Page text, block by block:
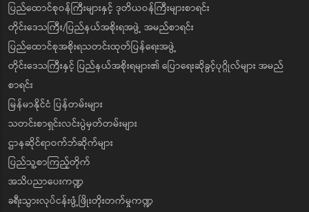
ပြည်ထောင်စုဝန်ကြီးများနှင့် ဒုတိယဝန်ကြီးများစာရင်း
တိုင်းဒေသကြီး/ပြည်နယ်အစိုးရအဖွဲ့ အမည်စာရင်း
ပြည်ထောင်စုအစိုးရသတင်းထုတ်ပြန်ရေးအဖွဲ့
တိုင်းဒေသကြီးနှင့် ပြည်နယ်အစိုးရများ၏ ပြောရေးဆိုခွင့်ပုဂ္ဂိုလ်များ အမည်
စာရင်း
မြန်မာနိုင်ငံ ပြန်တမ်းများ
သတင်းစာရှင်းလင်းပွဲမှတ်တမ်းများ
ဌာနဆိုင်ရာဝက်ဘ်ဆိုက်များ
ပြည်သူ့စာကြည့်တိုက်
အသိပညာပေးကဏ္ဍ
ခရီးသွားလုပ်ငန်းဖွံ့ဖြိုးတိုးတက်မှုကဏ္ဍ